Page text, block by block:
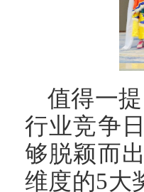
值得一
行业竞争
够脱颖而
维度的5大